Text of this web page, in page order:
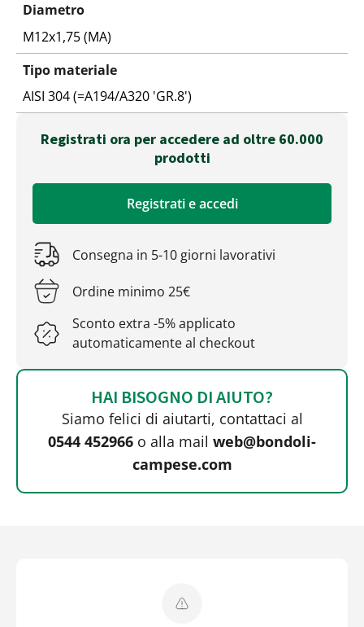
Diametro
M12x1,75 (MA)
Tipo materiale
AISI 304 (=A194/A320 'GR.8')
Registrati ora per accedere ad oltre 60.000
prodotti
Registrati e accedi
Consegna in 5-10 giorni lavorativi
Ordine minimo 25€
Sconto extra -5% applicato
automaticamente al checkout
HAI BISOGNO DI AIUTO?
Siamo felici di aiutarti, contattaci al
0544 452966 o alla mail web@bondoli-
campese.com